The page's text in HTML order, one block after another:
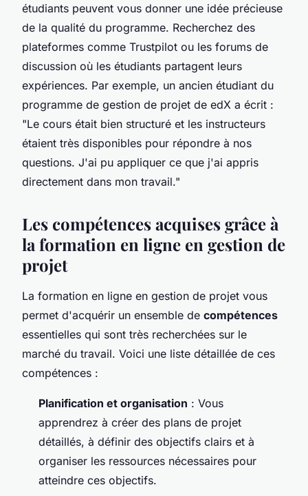
étudiants peuvent vous donner une idée précieuse
de la qualité du programme. Recherchez des
plateformes comme Trustpilot ou les forums de
discussion où les étudiants partagent leurs
expériences. Par exemple, un ancien étudiant du
programme de gestion de projet de edX a écrit :
"Le cours était bien structuré et les instructeurs
étaient très disponibles pour répondre à nos
questions. J'ai pu appliquer ce que j'ai appris
directement dans mon travail."
Les compétences acquises grâce à
la formation en ligne en gestion de
projet
La formation en ligne en gestion de projet vous
permet d'acquérir un ensemble de compétences
essentielles qui sont très recherchées sur le
marché du travail. Voici une liste détaillée de ces
compétences :
Planification et organisation : Vous
apprendrez à créer des plans de projet
détaillés, à définir des objectifs clairs et à
organiser les ressources nécessaires pour
atteindre ces objectifs.